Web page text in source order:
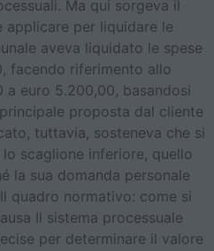
Ma qui sorgeva il
applicare per liquidare le
aveva liquidato le spese
facendo riferimento allo
a euro 5.200,00, basandosi
proposta dal cliente
tuttavia, sosteneva che si
scaglione inferiore, quello
la sua domanda personale
quadro normativo: come si
Il sistema processuale
per determinare il valore